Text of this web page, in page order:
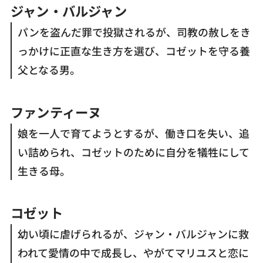
ジャン・バルジャン
パンを盗んだ罪で投獄されるが、司教の赦しをき
っかけに正直な生き方を選び、コゼットを守る養
父となる男。
ファンティーヌ
娘を一人で育てようとするが、働き口を失い、追
い詰められ、コゼットのために自分を犠牲にして
生きる母。
コゼット
幼い頃に虐げられるが、ジャン・バルジャンに救
われて愛情の中で成長し、やがてマリユスと恋に